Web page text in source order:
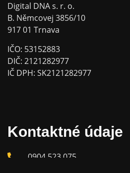
Kontaktné údaje
0904 523 075
Digital DNA s. r. o.
B. Němcovej 3856/10
917 01 Trnava
IČO: 53152883
DIČ: 2121282977
IČ DPH: SK2121282977